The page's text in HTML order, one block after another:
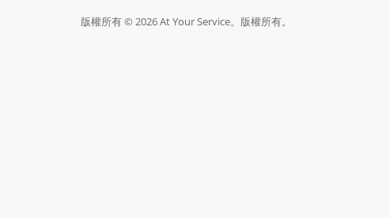
版權所有 © 2026 At Your Service。版權所有。